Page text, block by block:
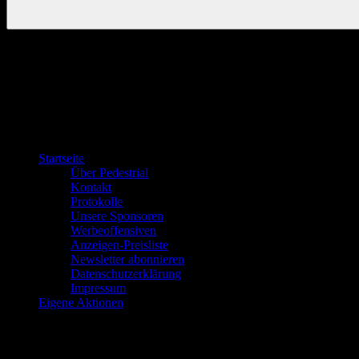
Startseite
Über Pedestrial
Kontakt
Protokolle
Unsere Sponsoren
Werbeoffensiven
Anzeigen-Preisliste
Newsletter abonnieren
Datenschutzerklärung
Impressum
Eigene Aktionen